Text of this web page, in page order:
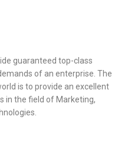
guaranteed top-class
of an enterprise. The
is to provide an excellent
in the field of Marketing,